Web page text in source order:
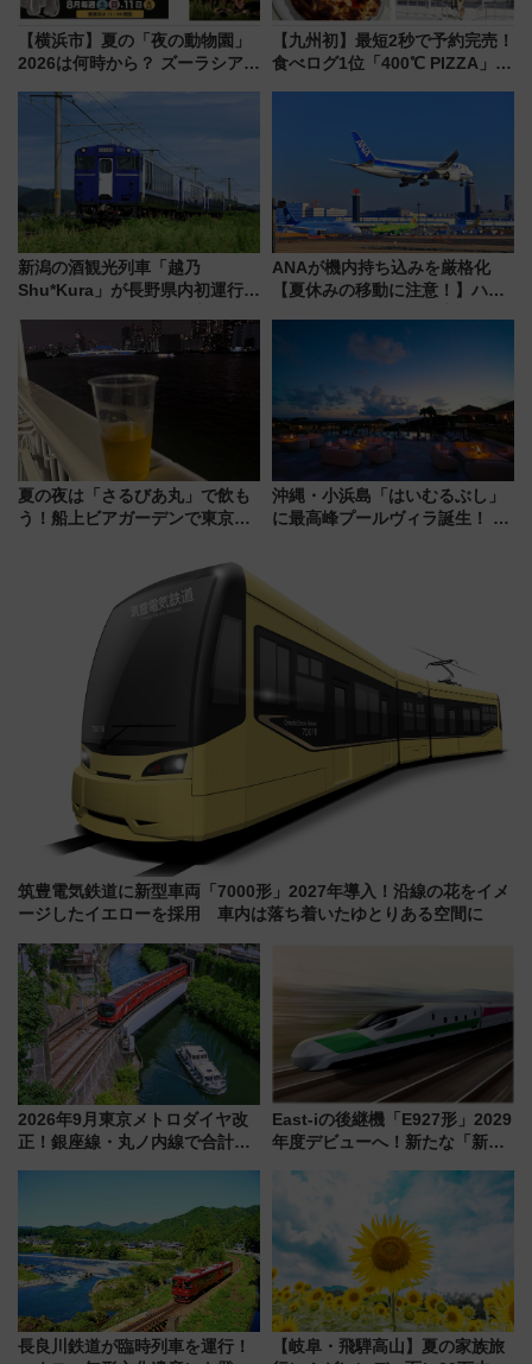
【横浜市】夏の「夜の動物園」
2026は何時から？ ズーラシア・
見どころ、限定イベントを徹底
解説！
【九州初】最短2秒で予約完売！
食べログ1位「400℃ PIZZA」が
新潟の酒観光列車「越乃
Shu*Kura」が長野県内初運行！
別企画
ANAが機内持ち込みを厳格化
【夏休みの移動に注意！】ハン
「身の回り品」新サイズ制限
夏の夜は「さるびあ丸」で飲も
う！船上ビアガーデンで東京湾
杯……工場直送生ビールや島グ
沖縄・小浜島「はいむるぶし」
に最高峰プールヴィラ誕生！ 石
してみない？
筑豊電気鉄道に新型車両「7000形」2027年導入！沿線の花をイメ
ージしたイエローを採用 車内は落ち着いたゆとりある空間に
2026年9月東京メトロダイヤ改
正！銀座線・丸ノ内線で合計
East-iの後継機「E927形」2029
年度デビューへ！新たな「新幹
説【JR東日本】
長良川鉄道が臨時列車を運行！
【岐阜・飛騨高山】夏の家族旅